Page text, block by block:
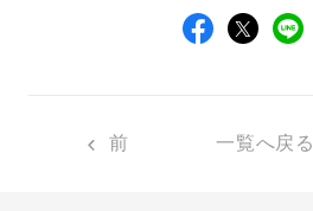
前 一覧へ戻る